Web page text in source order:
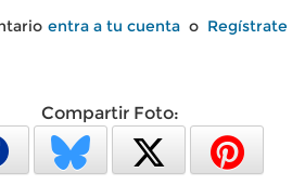
entra a tu cuenta o Regístrate
Compartir Foto: